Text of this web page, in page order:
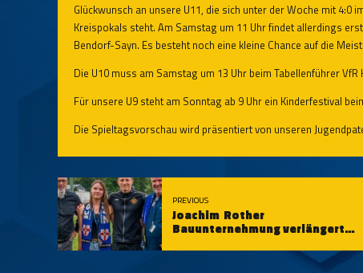
Glückwunsch an unsere U11, die sich unter der Woche mit 4:0
Kreispokals steht. Am Samstag um 11 Uhr findet allerdings
Bendorf-Sayn. Es besteht noch eine kleine Chance auf die
Die U10 muss am Samstag um 13 Uhr beim Tabellenführer VfR
Für unsere U9 steht am Sonntag ab 9 Uhr ein Kinderfestival
Die Spieltagsvorschau wird präsentiert von unseren
PREVIOUS
Joachim Rother
Bauunternehmung verlängert
vorzeitig und längerfristig